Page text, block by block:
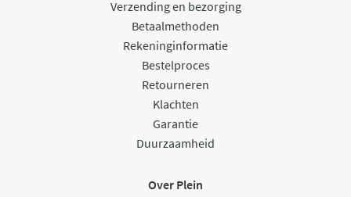
Verzending en bezorging
Betaalmethoden
Rekeninginformatie
Bestelproces
Retourneren
Klachten
Garantie
Duurzaamheid
Over Plein